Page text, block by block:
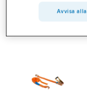
Avvisa alla